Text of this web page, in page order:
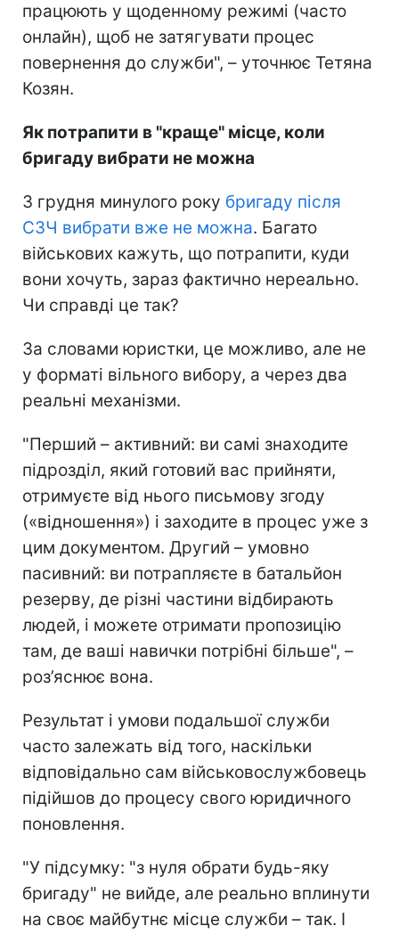
працюють у щоденному режимі (часто
онлайн), щоб не затягувати процес
повернення до служби", – уточнює Тетяна
Козян.
Як потрапити в "краще" місце, коли
бригаду вибрати не можна
З грудня минулого року бригаду після
СЗЧ вибрати вже не можна. Багато
військових кажуть, що потрапити, куди
вони хочуть, зараз фактично нереально.
Чи справді це так?
За словами юристки, це можливо, але не
у форматі вільного вибору, а через два
реальні механізми.
"Перший – активний: ви самі знаходите
підрозділ, який готовий вас прийняти,
отримуєте від нього письмову згоду
(«відношення») і заходите в процес уже з
цим документом. Другий – умовно
пасивний: ви потрапляєте в батальйон
резерву, де різні частини відбирають
людей, і можете отримати пропозицію
там, де ваші навички потрібні більше", –
роз’яснює вона.
Результат і умови подальшої служби
часто залежать від того, наскільки
відповідально сам військовослужбовець
підійшов до процесу свого юридичного
поновлення.
"У підсумку: "з нуля обрати будь-яку
бригаду" не вийде, але реально вплинути
на своє майбутнє місце служби – так. І